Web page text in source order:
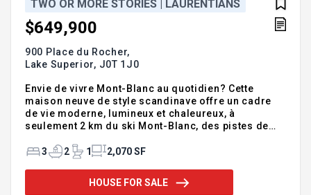
TWO OR MORE STORIES | LAURENTIANS
$649,900
900 Place du Rocher,
Lake Superior, J0T 1J0
Envie de vivre Mont-Blanc au quotidien? Cette
maison neuve de style scandinave offre un cadre
de vie moderne, lumineux et chaleureux, à
seulement 2 km du ski Mont-Blanc, des pistes de
Située sur une rue asphaltée, dans un
rapide à la 117, sans la voir ni l'entendre. Plafond
cathédrale, foyer au gaz, grand balcon, vue
3 2 1 2,070 SF
HOUSE FOR SALE